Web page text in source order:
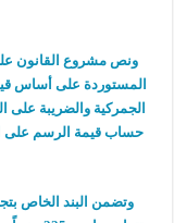
ونص مشروع القانون
المستوردة على أساس
الجمركية والضريبة على
حساب قيمة الرسم على
وتضمن البند الخاص